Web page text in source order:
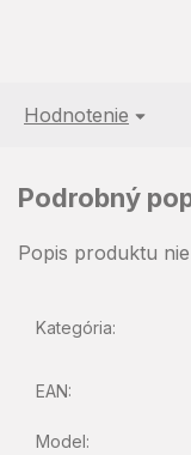
Hodnotenie
Podrobný
Popis produktu
Kategória:
EAN:
Model: